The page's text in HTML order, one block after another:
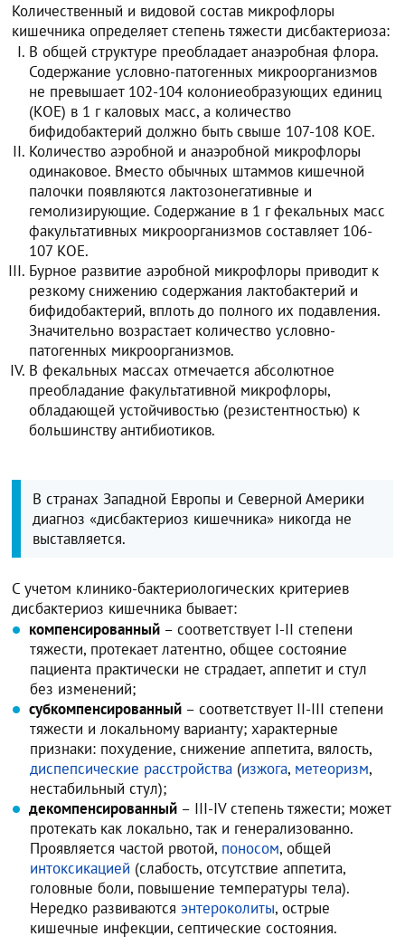
Количественный и видовой состав микрофлоры
кишечника определяет степень тяжести дисбактериоза:
В общей структуре преобладает анаэробная флора.
Содержание условно-патогенных микроорганизмов
не превышает 102-104 колониеобразующих единиц
(КОЕ) в 1 г каловых масс, а количество
бифидобактерий должно быть свыше 107-108 КОЕ.
Количество аэробной и анаэробной микрофлоры
одинаковое. Вместо обычных штаммов кишечной
палочки появляются лактозонегативные и
гемолизирующие. Содержание в 1 г фекальных масс
факультативных микроорганизмов составляет 106-
107 КОЕ.
Бурное развитие аэробной микрофлоры приводит к
резкому снижению содержания лактобактерий и
бифидобактерий, вплоть до полного их подавления.
Значительно возрастает количество условно-
патогенных микроорганизмов.
В фекальных массах отмечается абсолютное
преобладание факультативной микрофлоры,
обладающей устойчивостью (резистентностью) к
большинству антибиотиков.
В странах Западной Европы и Северной Америки
диагноз «дисбактериоз кишечника» никогда не
выставляется.
С учетом клинико-бактериологических критериев
дисбактериоз кишечника бывает:
компенсированный – соответствует I-II степени
тяжести, протекает латентно, общее состояние
пациента практически не страдает, аппетит и стул
без изменений;
субкомпенсированный – соответствует II-III степени
тяжести и локальному варианту; характерные
признаки: похудение, снижение аппетита, вялость,
диспепсические расстройства (изжога, метеоризм,
нестабильный стул);
декомпенсированный – III-IV степень тяжести; может
протекать как локально, так и генерализованно.
Проявляется частой рвотой, поносом, общей
интоксикацией (слабость, отсутствие аппетита,
головные боли, повышение температуры тела).
Нередко развиваютсяэнтероколиты, острые
кишечные инфекции, септические состояния.